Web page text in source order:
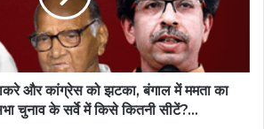
और कांग्रेस को झटका, बंगाल में ममता का
चुनाव के सर्वे में किसे कितनी सीटें?...